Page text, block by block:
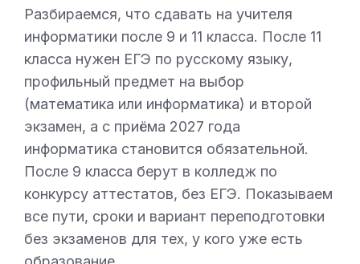
Разбираемся, что сдавать на учителя
информатики после 9 и 11 класса. После 11
класса нужен ЕГЭ по русскому языку,
профильный предмет на выбор
(математика или информатика) и второй
экзамен, а с приёма 2027 года
информатика становится обязательной.
После 9 класса берут в колледж по
конкурсу аттестатов, без ЕГЭ. Показываем
все пути, сроки и вариант переподготовки
без экзаменов для тех, у кого уже есть